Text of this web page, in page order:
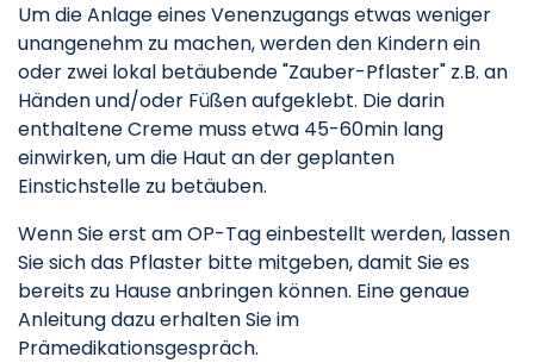
Um die Anlage eines Venenzugangs etwas weniger
unangenehm zu machen, werden den Kindern ein
oder zwei lokal betäubende "Zauber-Pflaster" z.B. an
Händen und/oder Füßen aufgeklebt. Die darin
enthaltene Creme muss etwa 45-60min lang
einwirken, um die Haut an der geplanten
Einstichstelle zu betäuben.
Wenn Sie erst am OP-Tag einbestellt werden, lassen
Sie sich das Pflaster bitte mitgeben, damit Sie es
bereits zu Hause anbringen können. Eine genaue
Anleitung dazu erhalten Sie im
Prämedikationsgespräch.